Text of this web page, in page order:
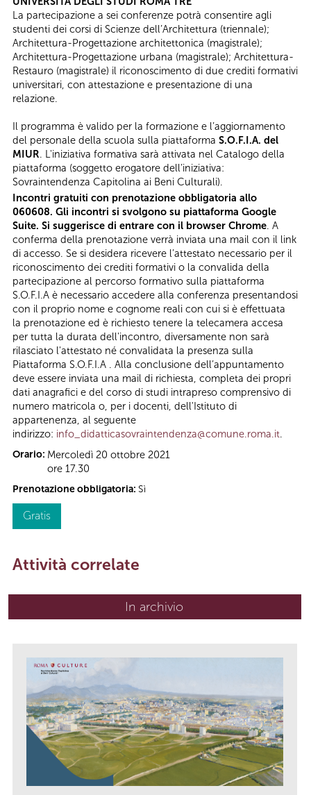
La partecipazione a sei conferenze potrà consentire agli
studenti dei corsi di Scienze dell’Architettura (triennale);
Architettura-Progettazione architettonica (magistrale);
Architettura-Progettazione urbana (magistrale); Architettura-
Restauro (magistrale) il riconoscimento di due crediti formativi
universitari, con attestazione e presentazione di una
relazione.
Il programma è valido per la formazione e l’aggiornamento
del personale della scuola sulla piattaforma S.O.F.I.A. del
MIUR. L'iniziativa formativa sarà attivata nel Catalogo della
piattaforma (soggetto erogatore dell’iniziativa:
Sovraintendenza Capitolina ai Beni Culturali).
Incontri gratuiti con prenotazione obbligatoria allo
060608. Gli incontri si svolgono su piattaforma Google
Suite. Si suggerisce di entrare con il browser Chrome. A
conferma della prenotazione verrà inviata una mail con il link
di accesso. Se si desidera ricevere l’attestato necessario per il
riconoscimento dei crediti formativi o la convalida della
partecipazione al percorso formativo sulla piattaforma
S.O.F.I.A è necessario accedere alla conferenza presentandosi
con il proprio nome e cognome reali con cui si è effettuata
la prenotazione ed è richiesto tenere la telecamera accesa
per tutta la durata dell'incontro, diversamente non sarà
rilasciato l'attestato né convalidata la presenza sulla
Piattaforma S.O.F.I.A . Alla conclusione dell’appuntamento
deve essere inviata una mail di richiesta, completa dei propri
dati anagrafici e del corso di studi intrapreso comprensivo di
numero matricola o, per i docenti, dell'Istituto di
appartenenza, al seguente
indirizzo: info_didatticasovraintendenza@comune.roma.it.
Orario: Mercoledì 20 ottobre 2021
ore 17.30
Prenotazione obbligatoria: Sì
Gratis
Attività correlate
In archivio